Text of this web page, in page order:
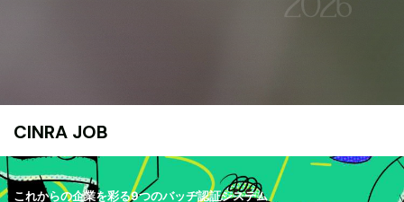
CINRA JOB
これからの企業を彩る9つのバッヂ認証システム